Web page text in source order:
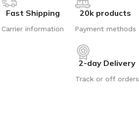
Fast Shipping
Carrier information
20k products
Payment methods
2-day Delivery
Track or off orders